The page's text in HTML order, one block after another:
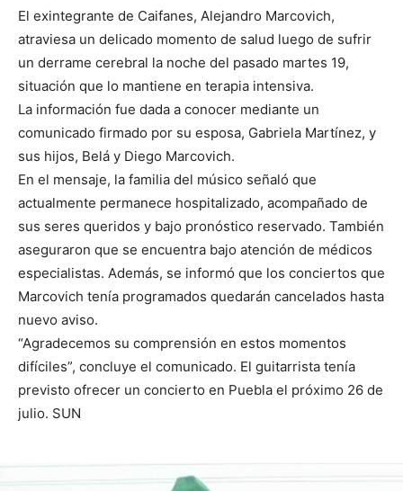
El exintegrante de Caifanes, Alejandro Marcovich,
atraviesa un delicado momento de salud luego de sufrir
un derrame cerebral la noche del pasado martes 19,
situación que lo mantiene en terapia intensiva.
La información fue dada a conocer mediante un
comunicado firmado por su esposa, Gabriela Martínez, y
sus hijos, Belá y Diego Marcovich.
En el mensaje, la familia del músico señaló que
actualmente permanece hospitalizado, acompañado de
sus seres queridos y bajo pronóstico reservado. También
aseguraron que se encuentra bajo atención de médicos
especialistas. Además, se informó que los conciertos que
Marcovich tenía programados quedarán cancelados hasta
nuevo aviso.
“Agradecemos su comprensión en estos momentos
difíciles”, concluye el comunicado. El guitarrista tenía
previsto ofrecer un concierto en Puebla el próximo 26 de
julio. SUN